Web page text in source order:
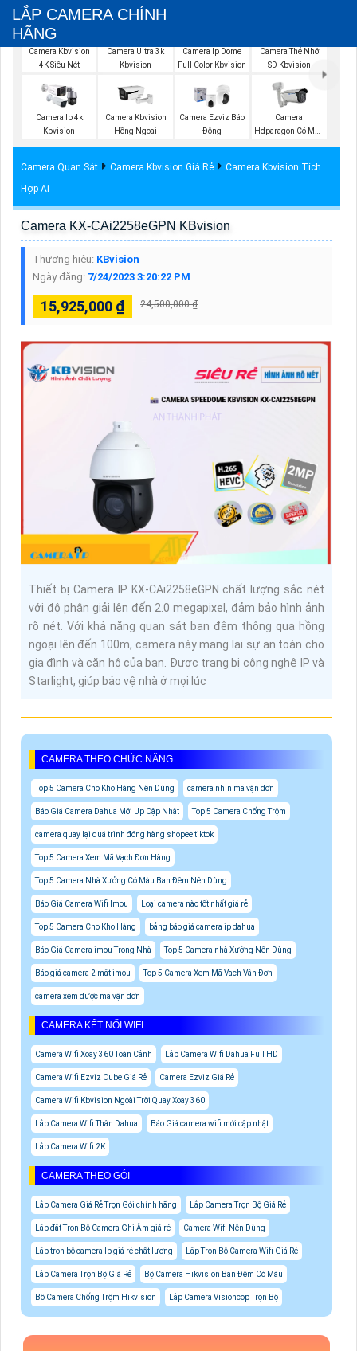
LẮP CAMERA CHÍNH
HÃNG
Camera Kbvision
4K Siêu Nét
Camera Ultra 3k
Kbvision
Camera Ip Dome
Full Color Kbvision
Camera Thẻ Nhớ
SD Kbvision
Camera Ip 4k
Kbvision
Camera Kbvision
Hồng Ngoại
Camera Ezviz Báo
Động
Camera
Hdparagon Có Màu
Camera Quan Sát Camera Kbvision Giá Rẻ
Camera Kbvision Tích
Hợp Ai
Camera KX-CAi2258eGPN KBvision
Thương hiệu: KBvision
Ngày đăng: 7/24/2023 3:20:22 PM
15,925,000 ₫ 24,500,000 ₫
Thiết bị Camera IP KX-CAi2258eGPN chất lượng sắc nét
với độ phân giải lên đến 2.0 megapixel, đảm bảo hình ảnh
rõ nét. Với khả năng quan sát ban đêm thông qua hồng
ngoại lên đến 100m, camera này mang lại sự an toàn cho
gia đình và căn hộ của bạn. Được trang bị công nghệ IP và
Starlight, giúp bảo vệ nhà ở mọi lúc
CAMERA THEO CHỨC NĂNG
Top 5 Camera Cho Kho Hàng Nên Dùng camera nhìn mã vận đơn
Báo Giá Camera Dahua Mới Up Cập Nhật Top 5 Camera Chống Trộm
camera quay lại quá trình đóng hàng shopee tiktok
Top 5 Camera Xem Mã Vạch Đơn Hàng
Top 5 Camera Nhà Xưởng Có Màu Ban Đêm Nên Dùng
Báo Giá Camera Wifi Imou Loại camera nào tốt nhất giá rẻ
Top 5 Camera Cho Kho Hàng bảng báo giá camera ip dahua
Báo Giá Camera imou Trong Nhà Top 5 Camera nhà Xưởng Nên Dùng
Báo giá camera 2 mắt imou Top 5 Camera Xem Mã Vạch Vận Đơn
camera xem được mã vận đơn
CAMERA KẾT NỐI WIFI
Camera Wifi Xoay 360 Toàn Cảnh Lắp Camera Wifi Dahua Full HD
Camera Wifi Ezviz Cube Giá Rẻ Camera Ezviz Giá Rẻ
Camera Wifi Kbvision Ngoài Trời Quay Xoay 360
Lắp Camera Wifi Thân Dahua Báo Giá camera wifi mới cập nhật
Lắp Camera Wifi 2K
CAMERA THEO GÓI
Lắp Camera Giá Rẻ Trọn Gói chính hãng Lắp Camera Trọn Bộ Giá Rẻ
Lắp đặt Trọn Bộ Camera Ghi Âm giá rẻ Camera Wifi Nên Dùng
Lắp trọn bộ camera Ip giá rẻ chất lượng Lắp Trọn Bộ Camera Wifi Giá Rẻ
Lắp Camera Trọn Bộ Giá Rẻ Bộ Camera Hikvision Ban Đêm Có Màu
Bô Camera Chống Trộm Hikvision Lắp Camera Visioncop Trọn Bộ